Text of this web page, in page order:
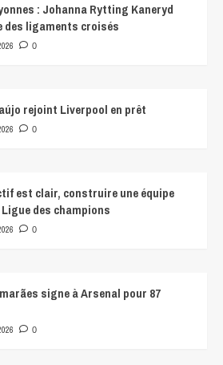
: Johanna Rytting Kaneryd
des ligaments croisés
0
rejoint Liverpool en prêt
0
est clair, construire une équipe
des champions
0
signe à Arsenal pour 87
0